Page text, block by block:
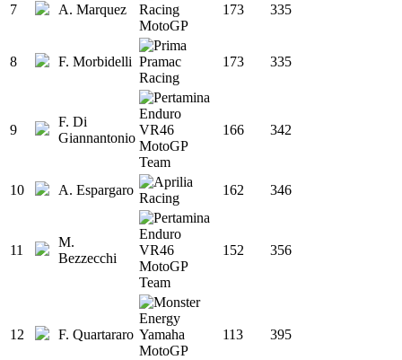
7 A. Marquez 173 335
8 F. Morbidelli 173 335
9
F. Di
Giannantonio
166 342
10 A. Espargaro 162 346
11
M.
Bezzecchi
152 356
12 F. Quartararo 113 395